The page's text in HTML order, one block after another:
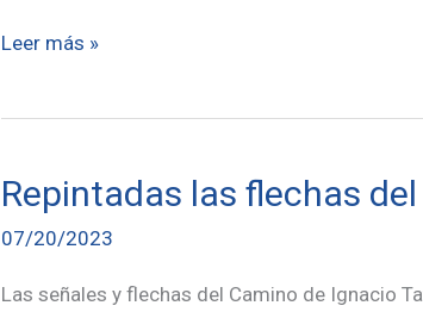
Peregrinación
89
de
Madrid
Leer más »
Repintadas las flechas
07/20/2023
Las señales y flechas del Camino de Ignacio